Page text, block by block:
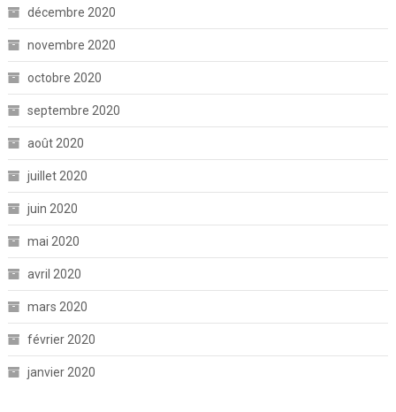
décembre 2020
novembre 2020
octobre 2020
septembre 2020
août 2020
juillet 2020
juin 2020
mai 2020
avril 2020
mars 2020
février 2020
janvier 2020